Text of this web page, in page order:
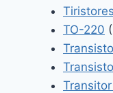
TO-220